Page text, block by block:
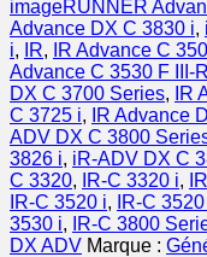
imageRUNNER
Advance DX C 3830 i,
i, IR, IR Advance C
Advance C 3530 F III-
DX C 3700 Series, IR
C 3725 i, IR Advance
ADV DX C 3800
3826 i, iR-ADV DX C
C 3320, IR-C 3320 i,
IR-C 3520 i, IR-C 3520
3530 i, IR-C 3800
DX ADV Marque :